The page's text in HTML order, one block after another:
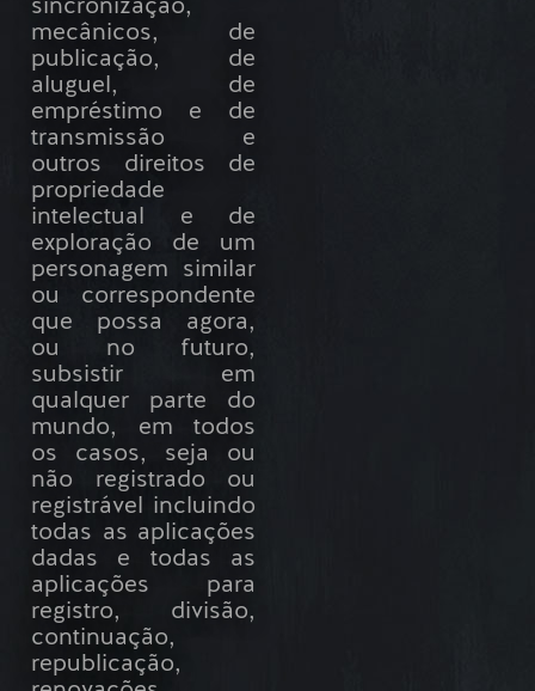
sincronização,
mecânicos, de
publicação, de
aluguel, de
empréstimo e de
transmissão e
outros direitos de
propriedade
intelectual e de
exploração de um
personagem similar
ou correspondente
que possa agora,
ou no futuro,
subsistir em
qualquer parte do
mundo, em todos
os casos, seja ou
não registrado ou
registrável incluindo
todas as aplicações
dadas e todas as
aplicações para
registro, divisão,
continuação,
republicação,